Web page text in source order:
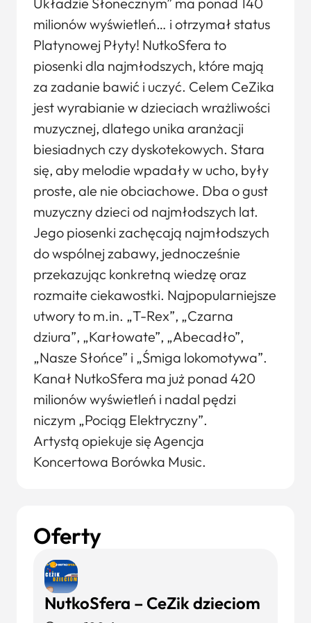
milionów wyświetleń… i otrzymał status
Platynowej Płyty! NutkoSfera to
piosenki dla najmłodszych, które mają
za zadanie bawić i uczyć. Celem CeZika
jest wyrabianie w dzieciach wrażliwości
muzycznej, dlatego unika aranżacji
biesiadnych czy dyskotekowych. Stara
się, aby melodie wpadały w ucho, były
proste, ale nie obciachowe. Dba o gust
muzyczny dzieci od najmłodszych lat.
Jego piosenki zachęcają najmłodszych
do wspólnej zabawy, jednocześnie
przekazując konkretną wiedzę oraz
rozmaite ciekawostki. Najpopularniejsze
utwory to m.in. „T-Rex”, „Czarna
dziura”, „Karłowate”, „Abecadło”,
„Nasze Słońce” i „Śmiga lokomotywa”.
Kanał NutkoSfera ma już ponad 420
milionów wyświetleń i nadal pędzi
niczym „Pociąg Elektryczny”.
Artystą opiekuje się Agencja
Koncertowa Borówka Music.
Oferty
NutkoSfera – CeZik dzieciom